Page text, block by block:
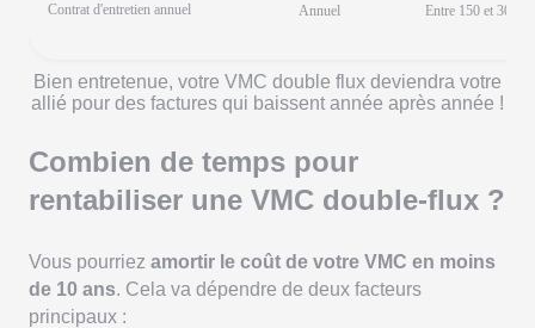
Contrat d'entretien annuel Annuel Entre 150 et 300 €
Bien entretenue, votre VMC double flux deviendra votre
allié pour des factures qui baissent année après année !
Combien de temps pour
rentabiliser une VMC double-flux ?
Vous pourriez amortir le coût de votre VMC en moins
de 10 ans. Cela va dépendre de deux facteurs
principaux :